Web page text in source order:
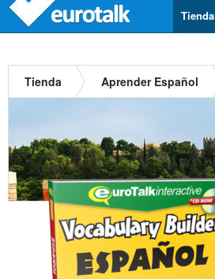
Tienda
Tienda Aprender Español